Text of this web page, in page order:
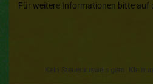
Für weitere Informationen bitte auf